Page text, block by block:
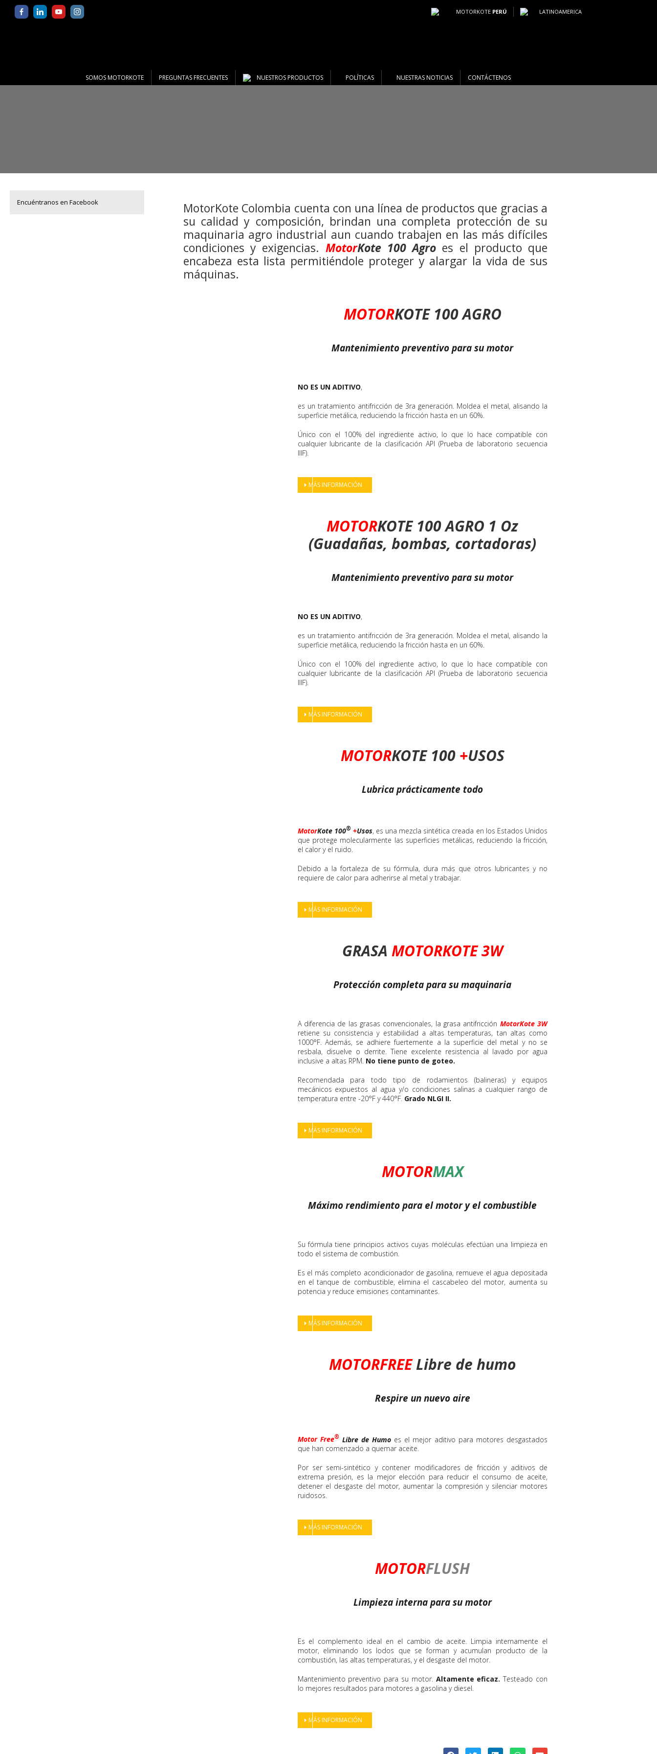
MOTORKOTE PERÚ LATINOAMERICA
SOMOS MOTORKOTE PREGUNTAS FRECUENTES NUESTROS PRODUCTOS POLÍTICAS NUESTRAS NOTICIAS CONTÁCTENOS
MotorKote Colombia cuenta con una línea de productos que gracias a
su calidad y composición, brindan una completa protección de su
maquinaria agro industrial aun cuando trabajen en las más difíciles
condiciones y exigencias. MotorKote 100 Agro es el producto que
encabeza esta lista permitiéndole proteger y alargar la vida de sus
máquinas.
MOTORKOTE 100 AGRO
Mantenimiento preventivo para su motor
NO ES UN ADITIVO,
es un tratamiento antifricción de 3ra generación. Moldea el metal, alisando la
superficie metálica, reduciendo la fricción hasta en un 60%.
Único con el 100% del ingrediente activo, lo que lo hace compatible con
cualquier lubricante de la clasificación API (Prueba de laboratorio secuencia
IIIF).
MÁS INFORMACIÓN
MOTORKOTE 100 AGRO 1 Oz
(Guadañas, bombas, cortadoras)
Mantenimiento preventivo para su motor
NO ES UN ADITIVO,
es un tratamiento antifricción de 3ra generación. Moldea el metal, alisando la
superficie metálica, reduciendo la fricción hasta en un 60%.
Único con el 100% del ingrediente activo, lo que lo hace compatible con
cualquier lubricante de la clasificación API (Prueba de laboratorio secuencia
IIIF).
MÁS INFORMACIÓN
MOTORKOTE 100 +USOS
Lubrica prácticamente todo
MotorKote 100® +Usos, es una mezcla sintética creada en los Estados Unidos
que protege molecularmente las superficies metálicas, reduciendo la fricción,
el calor y el ruido.
Debido a la fortaleza de su fórmula, dura más que otros lubricantes y no
requiere de calor para adherirse al metal y trabajar.
MÁS INFORMACIÓN
GRASA MOTORKOTE 3W
Protección completa para su maquinaria
A diferencia de las grasas convencionales, la grasa antifricción MotorKote 3W
retiene su consistencia y estabilidad a altas temperaturas, tan altas como
1000°F. Además, se adhiere fuertemente a la superficie del metal y no se
resbala, disuelve o derrite. Tiene excelente resistencia al lavado por agua
inclusive a altas RPM. No tiene punto de goteo.
Recomendada para todo tipo de rodamientos (balineras) y equipos
mecánicos expuestos al agua y/o condiciones salinas a cualquier rango de
temperatura entre -20°F y 440°F. Grado NLGI II.
MÁS INFORMACIÓN
MOTORMAX
Máximo rendimiento para el motor y el combustible
Su fórmula tiene principios activos cuyas moléculas efectúan una limpieza en
todo el sistema de combustión.
Es el más completo acondicionador de gasolina, remueve el agua depositada
en el tanque de combustible, elimina el cascabeleo del motor, aumenta su
potencia y reduce emisiones contaminantes.
MÁS INFORMACIÓN
MOTORFREELibre de humo
Respire un nuevo aire
Motor Free®Libre de Humo es el mejor aditivo para motores desgastados
que han comenzado a quemar aceite.
Por ser semi-sintético y contener modificadores de fricción y aditivos de
extrema presión, es la mejor elección para reducir el consumo de aceite,
detener el desgaste del motor, aumentar la compresión y silenciar motores
ruidosos.
MÁS INFORMACIÓN
MOTORFLUSH
Limpieza interna para su motor
Es el complemento ideal en el cambio de aceite. Limpia internamente el
motor, eliminando los lodos que se forman y acumulan producto de la
combustión, las altas temperaturas, y el desgaste del motor.
Mantenimiento preventivo para su motor. Altamente eficaz. Testeado con
lo mejores resultados para motores a gasolina y diesel.
MÁS INFORMACIÓN
Encuéntranos en Facebook